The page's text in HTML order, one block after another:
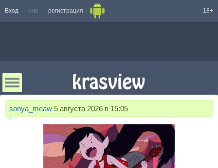
Вход или регистрация 18+
sonya_meaw 5 августа 2026 в 15:05